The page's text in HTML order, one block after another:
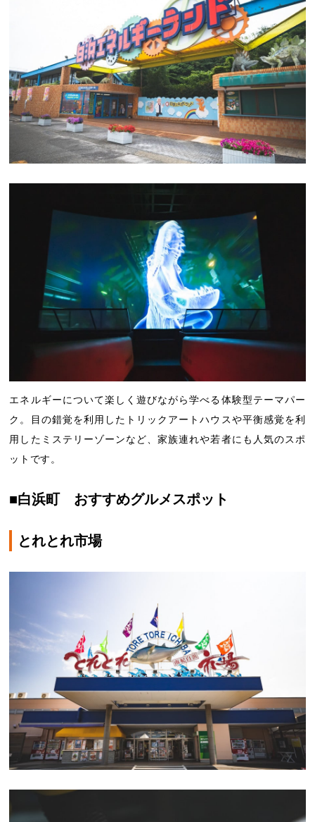
エネルギーについて楽しく遊びながら学べる体験型テーマパー
ク。目の錯覚を利用したトリックアートハウスや平衡感覚を利
用したミステリーゾーンなど、家族連れや若者にも人気のスポ
ットです。
■白浜町 おすすめグルメスポット
とれとれ市場